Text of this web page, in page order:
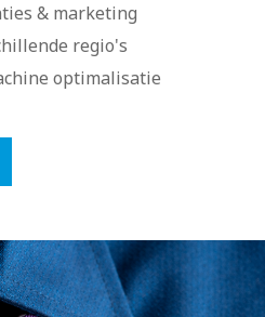
& marketing
regio's
optimalisatie